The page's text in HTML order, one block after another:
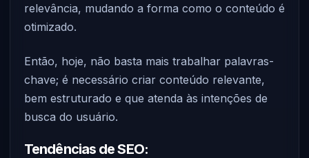
relevância, mudando a forma como o conteúdo é
otimizado.
Então, hoje, não basta mais trabalhar palavras-
chave; é necessário criar conteúdo relevante,
bem estruturado e que atenda às intenções de
busca do usuário.
Tendências de SEO: